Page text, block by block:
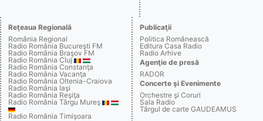
Reţeaua Regională
România Regional
Radio România Bucureşti FM
Radio România Braşov FM
Radio România Cluj
Radio România Constanţa
Radio România Vacanţa
Radio România Oltenia-Craiova
Radio România Iaşi
Radio România Reşiţa
Radio România Târgu Mureş
Radio România Timişoara
Publicaţii
Politica Românească
Editura Casa Radio
Radio Arhive
Agenţie de presă
RADOR
Concerte şi Evenimente
Orchestre şi Coruri
Sala Radio
Târgul de carte GAUDEAMUS